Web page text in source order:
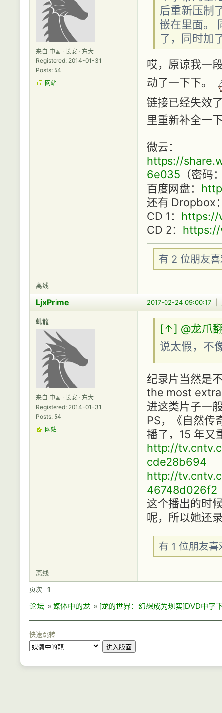
来自 中国 · 长安 · 东大
Registered: 2014-01-31
Posts: 54
网站
后重新压制
嵌在里面。
了，同时加
哎，原谅我一
动了一下下。
链接已经失效
里重新补全一
微云：
https://
6e035 （密码
百度网盘：
还有 Dropbox
CD 1： https://
CD 2： https://
有 2 位朋友
离线
2017-02-24 09:00:17
LjxPrime
虬龍
来自 中国 · 长安 · 东大
Registered: 2014-01-31
Posts: 54
网站
[↑] @龙爪
说太假，
纪录片当然是
the most
进这类片子一
PS，《自然传
播了，15 年又
http://
cde28b694
http://
46748d026f2
这个播出的时
呢，所以她还
有 1 位朋友
离线
页次 1
论坛 » 媒体中的龙 » [龙的世界：幻想成为现实]DVD中字
快速跳转